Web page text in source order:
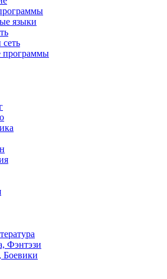
языки
программы
Фэнтэзи
Боевики